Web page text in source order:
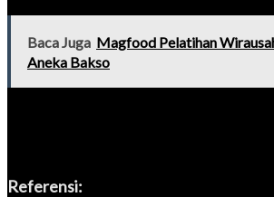
Baca Juga Magfood Pelatihan
Aneka Bakso
Referensi: